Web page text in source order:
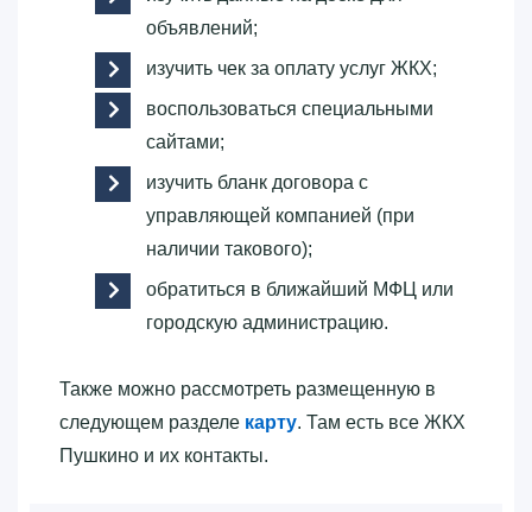
объявлений;
изучить чек за оплату услуг ЖКХ;
воспользоваться специальными
сайтами;
изучить бланк договора с
управляющей компанией (при
наличии такового);
обратиться в ближайший МФЦ или
городскую администрацию.
Также можно рассмотреть размещенную в
следующем разделе карту. Там есть все ЖКХ
Пушкино и их контакты.